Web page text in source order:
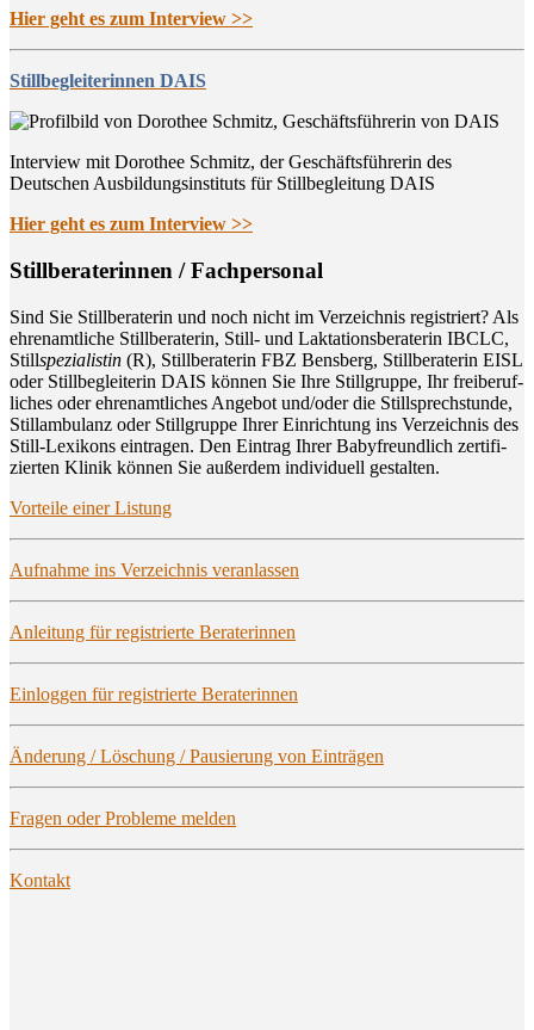
Hier geht es zum Interview >>
Stillbegleiterinnen DAIS
Interview mit Dorothee Schmitz, der Geschäftsführerin des
Deutschen Ausbildungsinstituts für Stillbegleitung DAIS
Hier geht es zum Interview >>
Still­be­ra­te­rin­nen / Fachpersonal
Sind Sie Still­be­ra­te­rin und noch nicht im Ver­zeich­nis regis­triert? Als
ehren­amt­li­che Still­be­ra­te­rin, Still- und Lak­ta­ti­ons­be­ra­te­rin IBCLC,
Stillspe­zia­lis­tin (R), Still­be­ra­te­rin FBZ Bens­berg, Still­be­ra­te­rin EISL
oder Still­be­glei­te­rin DAIS kön­nen Sie Ihre Still­grup­pe, Ihr frei­be­ruf­
li­ches oder ehren­amt­li­ches Ange­bot und/oder die Still­sprech­stun­de,
Still­am­bu­lanz oder Still­grup­pe Ihrer Ein­rich­tung ins Ver­zeich­nis des
Still-Lexi­kons ein­tra­gen. Den Ein­trag Ihrer Baby­freund­lich zer­ti­fi­
zier­ten Kli­nik kön­nen Sie außer­dem indi­vi­du­ell gestalten.
Vor­tei­le einer Listung
Auf­nah­me ins Ver­zeich­nis veranlassen
Anlei­tung für regis­trier­te Beraterinnen
Ein­log­gen für regis­trier­te Beraterinnen
Ände­rung / Löschung / Pau­sie­rung von Einträgen
Fra­gen oder Pro­ble­me melden
Kon­takt